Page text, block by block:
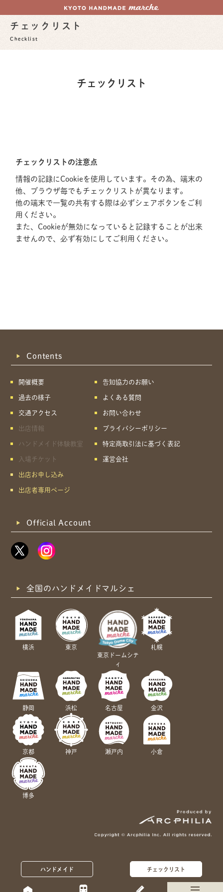
ハンドメイド チェックリスト
チェックリスト
Checklist
チェックリスト
チェックリストの注意点
情報の記録にCookieを使用しています。その為、端末の
他、ブラウザ毎でもチェックリストが異なります。
他の端末で一覧の共有する際は必ずシェアボタンをご利
用ください。
また、Cookieが無効になっていると記録することが出来
ませんので、必ず有効にしてご利用ください。
Contents
開催概要
過去の様子
交通アクセス
出店情報
ハンドメイド体験教室
入場チケット
出店お申し込み
出店者専用ページ
告知協力のお願い
よくある質問
お問い合わせ
プライバシーポリシー
特定商取引法に基づく表記
運営会社
Official Account
全国のハンドメイドマルシェ
横浜
東京
東京ドームシテ
ィ
札幌
静岡 浜松 名古屋 金沢
京都 神戸 瀬戸内 小倉
博多